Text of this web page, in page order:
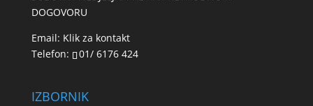
DOGOVORU
Email: Klik za kontakt
Telefon:
01/ 6176 424
IZBORNIK